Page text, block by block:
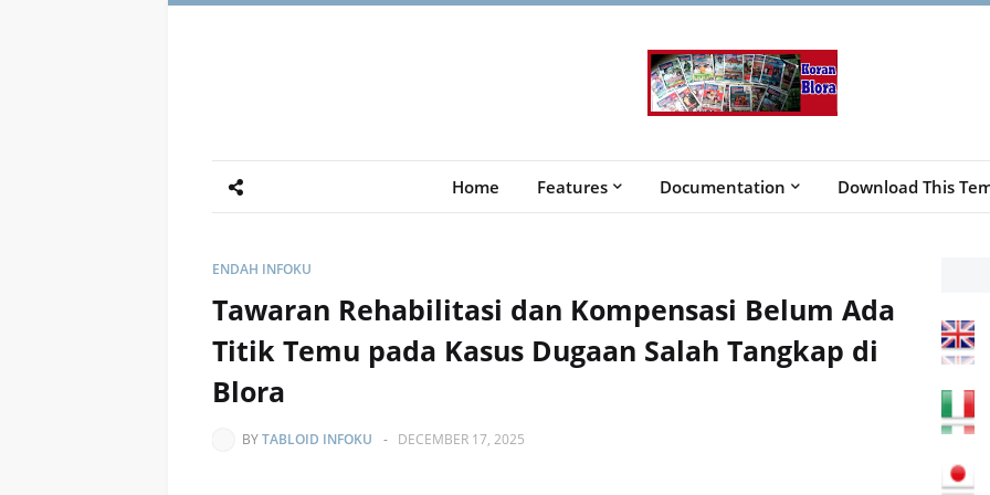
Home Features Documentation Download This
ENDAH INFOKU
Tawaran Rehabilitasi dan Kompensasi Belum Ada
Titik Temu pada Kasus Dugaan Salah Tangkap di
Blora
BYTABLOID INFOKU - DECEMBER 17, 2025